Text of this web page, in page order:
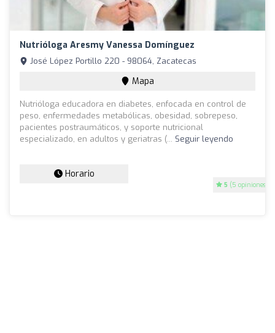
Nutrióloga Aresmy Vanessa Domínguez
5 (5 opiniones)
José López Portillo 220 - 98064, Zacatecas
Mapa
Nutrióloga educadora en diabetes, enfocada en control de
peso, enfermedades metabólicas, obesidad, sobrepeso,
pacientes postraumáticos, y soporte nutricional
especializado, en adultos y geriatras (... Seguir leyendo
Horario